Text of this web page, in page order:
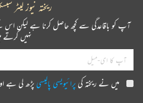
ریختہ نیوز لیٹر
آپ کو باقاعدگی سے کچھ حاصل کرنا ہے لیکن
نہیں کرتے
میں نے ریختہ کیپرائیویسی پالیسیپڑھ لی ہے